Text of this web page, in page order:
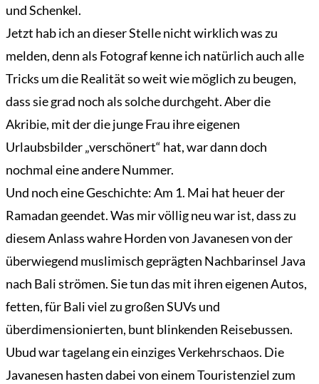
und Schenkel.
Jetzt hab ich an dieser Stelle nicht wirklich was zu
melden, denn als Fotograf kenne ich natürlich auch alle
Tricks um die Realität so weit wie möglich zu beugen,
dass sie grad noch als solche durchgeht. Aber die
Akribie, mit der die junge Frau ihre eigenen
Urlaubsbilder „verschönert“ hat, war dann doch
nochmal eine andere Nummer.
Und noch eine Geschichte: Am 1. Mai hat heuer der
Ramadan geendet. Was mir völlig neu war ist, dass zu
diesem Anlass wahre Horden von Javanesen von der
überwiegend muslimisch geprägten Nachbarinsel Java
nach Bali strömen. Sie tun das mit ihren eigenen Autos,
fetten, für Bali viel zu großen SUVs und
überdimensionierten, bunt blinkenden Reisebussen.
Ubud war tagelang ein einziges Verkehrschaos. Die
Javanesen hasten dabei von einem Touristenziel zum